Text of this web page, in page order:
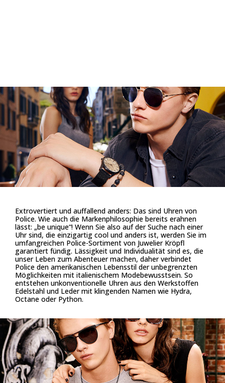
Extrovertiert und auffallend anders: Das sind Uhren von
Police. Wie auch die Markenphilosophie bereits erahnen
lässt: „be unique“! Wenn Sie also auf der Suche nach einer
Uhr sind, die einzigartig cool und anders ist, werden Sie im
umfangreichen Police-Sortiment von Juwelier Kröpfl
garantiert fündig. Lässigkeit und Individualität sind es, die
unser Leben zum Abenteuer machen, daher verbindet
Police den amerikanischen Lebensstil der unbegrenzten
Möglichkeiten mit italienischem Modebewusstsein. So
entstehen unkonventionelle Uhren aus den Werkstoffen
Edelstahl und Leder mit klingenden Namen wie Hydra,
Octane oder Python.